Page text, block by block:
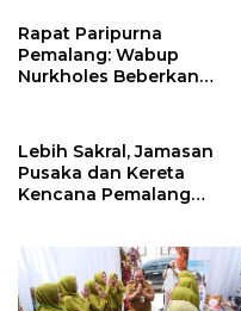
Rapat Paripurna
Pemalang: Wabup
Nurkholes Beberkan
Lebih Sakral, Jamasan
Pusaka dan Kereta
Kencana Pemalang